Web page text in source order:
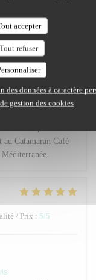
accepter
Tout refuser
données à caractère
gestion des cookies
le temps de
Nous sommes
de notre
C'est une
un agréable
retour concernant
encouragent à
toujours plus
avoir le plaisir de
Catamaran Café
/ Prix : 5/5